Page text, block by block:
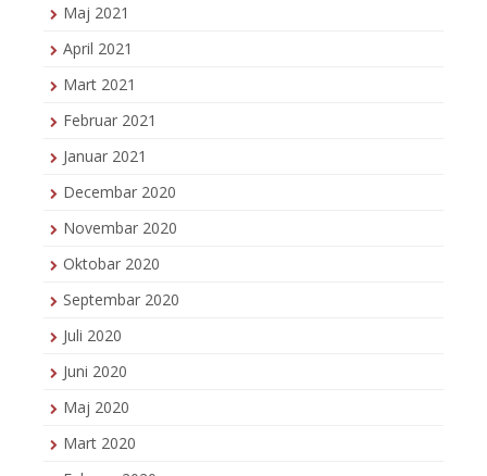
Maj 2021
April 2021
Mart 2021
Februar 2021
Januar 2021
Decembar 2020
Novembar 2020
Oktobar 2020
Septembar 2020
Juli 2020
Juni 2020
Maj 2020
Mart 2020